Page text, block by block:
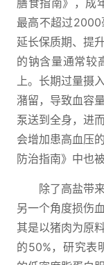
膳食指南》，成
最高不超过2000
延长保质期、提
的钠含量通常较
上。长期过量摄
潴留，导致血容
泵送到全身，进
会增加患高血压
防治指南》中也
除了高盐带
另一个角度损伤
其是以猪肉为原
的50%，研究表